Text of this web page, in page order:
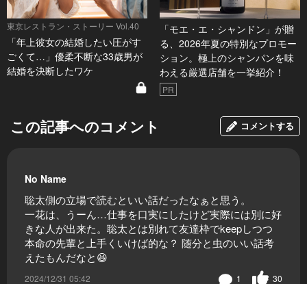
東京レストラン・ストーリー Vol.40
「年上彼女の結婚したい圧がす
ごくて…」優柔不断な33歳男が
結婚を決断したワケ
「モエ・エ・シャンドン」が贈
る、2026年夏の特別なプロモー
ション。極上のシャンパンを味
わえる厳選店舗を一挙紹介！
PR
この記事へのコメント コメントする
No Name
聡太側の立場で読むといい話だったなぁと思う。
一花は、うーん…仕事を口実にしたけど実際には別に好
きな人が出来た。聡太とは別れて友達枠でkeepしつつ
本命の先輩と上手くいけば的な？ 随分と虫のいい話考
えたもんだなと😆
2024/12/31 05:42 30
1